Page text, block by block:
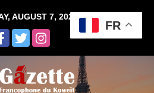
AUGUST 7, 2026
FR